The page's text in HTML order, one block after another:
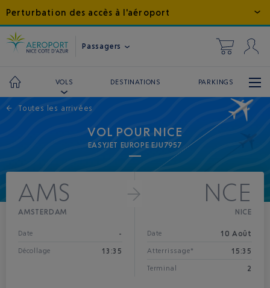
Perturbation des accès à l'aéroport
Passagers
VOLS DESTINATIONS PARKINGS
← Toutes les arrivées
VOL POUR NICE
EASYJET EUROPE EJU7957
AMS
AMSTERDAM
Date -
Décollage 13:35
NCE
NICE
Date 10 Août
Atterrissage* 15:35
Terminal 2